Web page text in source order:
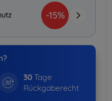
-15%
30 Tage
Rückgaberecht